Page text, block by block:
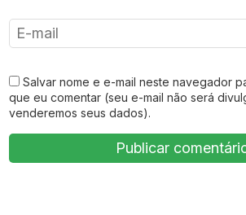
Salvar nome e e-mail neste navegador
que eu comentar (seu e-mail não será
venderemos seus dados).